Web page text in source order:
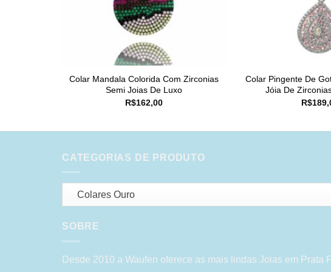
Colar Mandala Colorida Com Zirconias
Semi Joias De Luxo
R$162,00
Colar Pingente De
Jóia De
R$
CATEGORIAS DE PRODUTO
Colares Ouro
SOBRE
Desde 2010 a Waufen oferece as mais lindas Joias em Prata